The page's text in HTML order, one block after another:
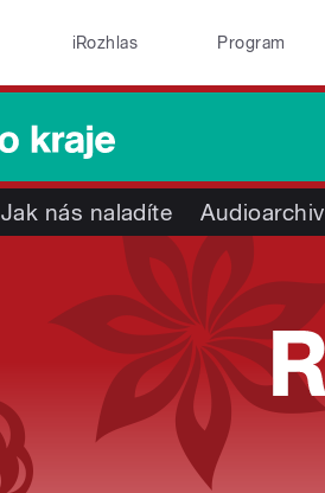
iRozhlas Program
Jak nás naladíte Audioarchiv